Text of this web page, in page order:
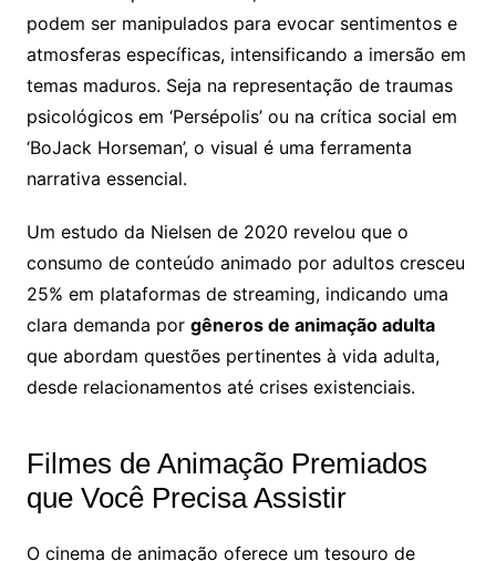
podem ser manipulados para evocar sentimentos e
atmosferas específicas, intensificando a imersão em
temas maduros. Seja na representação de traumas
psicológicos em ‘Persépolis’ ou na crítica social em
‘BoJack Horseman’, o visual é uma ferramenta
narrativa essencial.
Um estudo da Nielsen de 2020 revelou que o
consumo de conteúdo animado por adultos cresceu
25% em plataformas de streaming, indicando uma
clara demanda por gêneros de animação adulta
que abordam questões pertinentes à vida adulta,
desde relacionamentos até crises existenciais.
Filmes de Animação Premiados
que Você Precisa Assistir
O cinema de animação oferece um tesouro de